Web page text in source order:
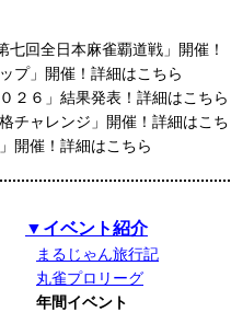
七回全日本麻雀覇道戦」開催！
プ」開催！詳細はこちら
２６」結果発表！詳細はこちら
チャレンジ」開催！詳細はこ
開催！詳細はこちら
▼イベント紹介
まるじゃん旅行記
丸雀プロリーグ
年間イベント